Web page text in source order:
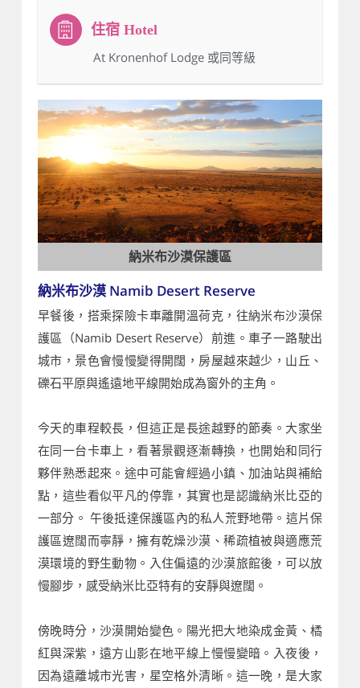
：At Kronenhof Lodge 或同等級
納米布沙漠保護區
納米布沙漠 Namib Desert Reserve
早餐後，搭乘探險卡車離開溫荷克，往納米布沙漠保
護區（Namib Desert Reserve）前進。車子一路駛出
城市，景色會慢慢變得開闊，房屋越來越少，山丘、
礫石平原與遙遠地平線開始成為窗外的主角。
今天的車程較長，但這正是長途越野的節奏。大家坐
在同一台卡車上，看著景觀逐漸轉換，也開始和同行
夥伴熟悉起來。途中可能會經過小鎮、加油站與補給
點，這些看似平凡的停靠，其實也是認識納米比亞的
一部分。 午後抵達保護區內的私人荒野地帶。這片保
護區遼闊而寧靜，擁有乾燥沙漠、稀疏植被與適應荒
漠環境的野生動物。入住偏遠的沙漠旅館後，可以放
慢腳步，感受納米比亞特有的安靜與遼闊。
傍晚時分，沙漠開始變色。陽光把大地染成金黃、橘
紅與深紫，遠方山影在地平線上慢慢變暗。入夜後，
因為遠離城市光害，星空格外清晰。這一晚，是大家